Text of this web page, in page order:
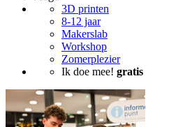
3D printen
8-12 jaar
Makerslab
Workshop
Zomerplezier
Ik doe mee! gratis